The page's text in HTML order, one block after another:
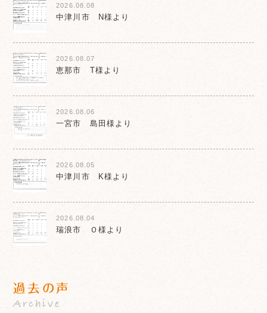
2026.08.08
中津川市 N様より
2026.08.07
恵那市 T様より
2026.08.06
一宮市 島田様より
2026.08.05
中津川市 K様より
2026.08.04
瑞浪市 Ｏ様より
過去の声
Archive